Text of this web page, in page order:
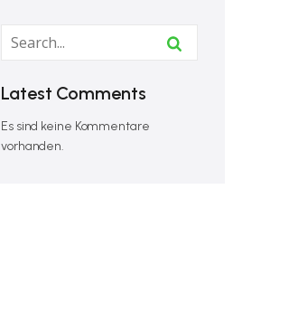
Latest Comments
Es sind keine Kommentare
vorhanden.